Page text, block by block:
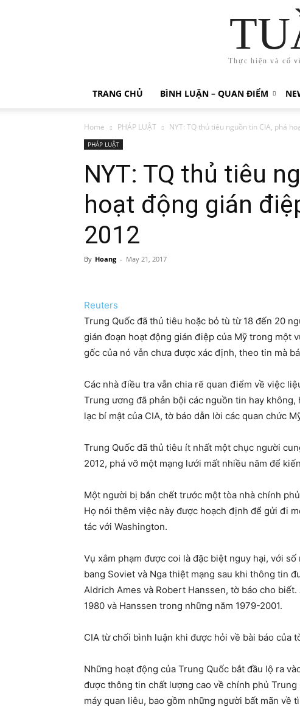
Thực hiện và cổ
TRANG CHỦ BÌNH LUẬN – QUAN ĐIỂM
Home PHÁP LUẬT NYT: TQ thủ tiêu nguồn tin CIA, phá
PHÁP LUẬT
NYT: TQ thủ tiêu
hoạt động gián
2012
By Hoang - May 21, 2017
Reuters
Trung Quốc đã thủ tiêu hoặc bỏ tù từ 18 đến 20
gián đoạn hoạt động gián điệp của Mỹ trong một
gốc của nó vẫn chưa được xác định, theo tin mà
Các nhà điều tra vẫn chia rẽ quan điểm về việc
Trung ương đã phản bội các nguồn tin hay
lạc bí mật của CIA, tờ báo dẫn lời các quan chức
Trung Quốc đã thủ tiêu ít nhất một chục người
2012, phá vỡ một mạng lưới mất nhiều năm để
Một người bị bắn chết trước một tòa nhà chính
Họ nói thêm việc này được hoạch định để gửi đi
tác với Washington.
Vụ xâm phạm được coi là đặc biệt nguy hại, với
bang Soviet và Nga thiệt mạng sau khi thông tin
Aldrich Ames và Robert Hanssen, tờ báo cho
1980 và Hanssen trong những năm 1979-2001.
CIA từ chối bình luận khi được hỏi về bài báo của
Những hoạt động của Trung Quốc bắt đầu lộ ra
được thông tin chất lượng cao về chính phủ
máy quan liêu, bao gồm những người bất mãn về